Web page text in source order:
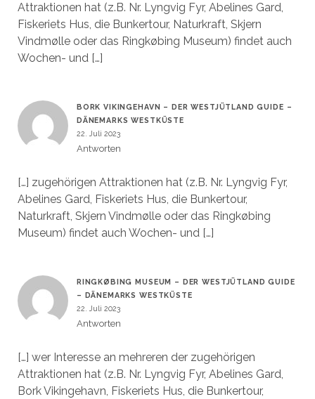
Attraktionen hat (z.B. Nr. Lyngvig Fyr, Abelines Gard,
Fiskeriets Hus, die Bunkertour, Naturkraft, Skjern
Vindmølle oder das Ringkøbing Museum) findet auch
Wochen- und […]
BORK VIKINGEHAVN – DER WESTJÜTLAND GUIDE –
DÄNEMARKS WESTKÜSTE
22. Juli 2023
Antworten
[…] zugehörigen Attraktionen hat (z.B. Nr. Lyngvig Fyr,
Abelines Gard, Fiskeriets Hus, die Bunkertour,
Naturkraft, Skjern Vindmølle oder das Ringkøbing
Museum) findet auch Wochen- und […]
RINGKØBING MUSEUM – DER WESTJÜTLAND GUIDE
– DÄNEMARKS WESTKÜSTE
22. Juli 2023
Antworten
[…] wer Interesse an mehreren der zugehörigen
Attraktionen hat (z.B. Nr. Lyngvig Fyr, Abelines Gard,
Bork Vikingehavn, Fiskeriets Hus, die Bunkertour,